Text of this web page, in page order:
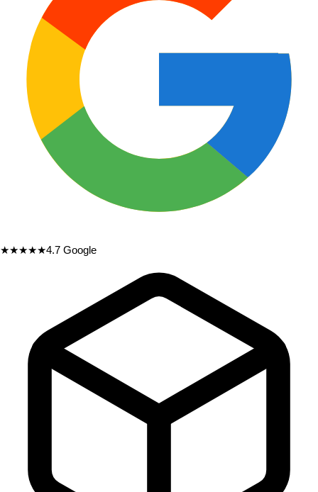
★★★★★4.7 Google